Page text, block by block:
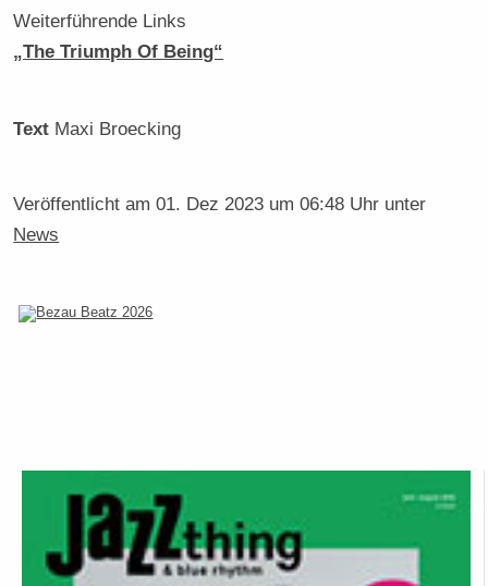
Weiterführende Links
„The Triumph Of Being“
Text Maxi Broecking
Veröffentlicht am01. Dez 2023 um 06:48 Uhr unter
News